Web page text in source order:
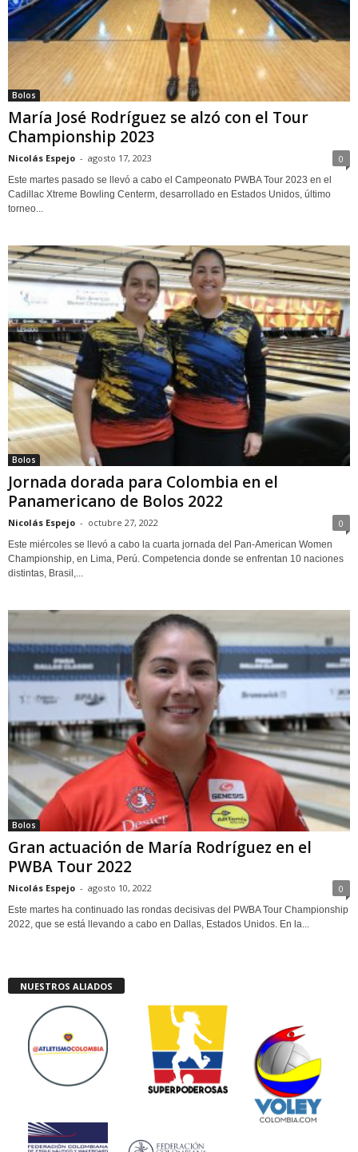
Bolos
María José Rodríguez se alzó con el Tour
Championship 2023
Nicolás Espejo - agosto 17, 2023 0
Este martes pasado se llevó a cabo el Campeonato PWBA Tour 2023 en el
Cadillac Xtreme Bowling Centerm, desarrollado en Estados Unidos, último
torneo...
Bolos
Jornada dorada para Colombia en el
Panamericano de Bolos 2022
Nicolás Espejo - octubre 27, 2022 0
Este miércoles se llevó a cabo la cuarta jornada del Pan-American Women
Championship, en Lima, Perú. Competencia donde se enfrentan 10 naciones
distintas, Brasil,...
Bolos
Gran actuación de María Rodríguez en el
PWBA Tour 2022
Nicolás Espejo - agosto 10, 2022 0
Este martes ha continuado las rondas decisivas del PWBA Tour Championship
2022, que se está llevando a cabo en Dallas, Estados Unidos. En la...
NUESTROS ALIADOS